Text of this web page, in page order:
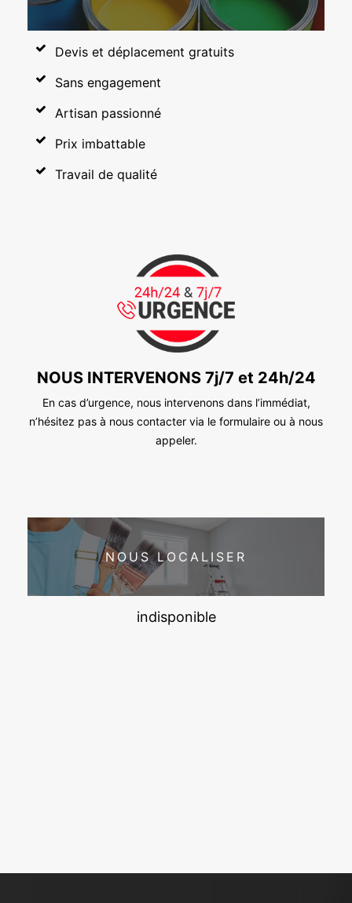
Devis et déplacement gratuits
Sans engagement
Artisan passionné
Prix imbattable
Travail de qualité
NOUS INTERVENONS 7j/7 et 24h/24
En cas d’urgence, nous intervenons dans l’immédiat,
n’hésitez pas à nous contacter via le formulaire ou à nous
appeler.
NOUS LOCALISER
indisponible